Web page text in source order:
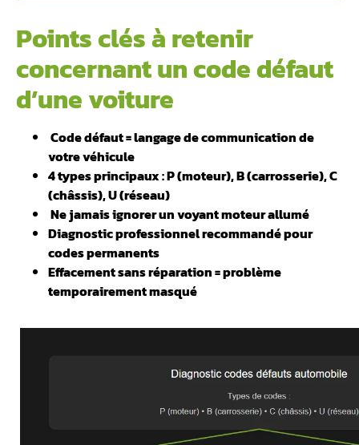
Points clés à retenir
concernant un code défaut
d’une voiture
️ Code défaut = langage de communication de
votre véhicule
4 types principaux : P (moteur), B (carrosserie), C
(châssis), U (réseau)
️ Ne jamais ignorer un voyant moteur allumé
Diagnostic professionnel recommandé pour
codes permanents
Effacement sans réparation = problème
temporairement masqué